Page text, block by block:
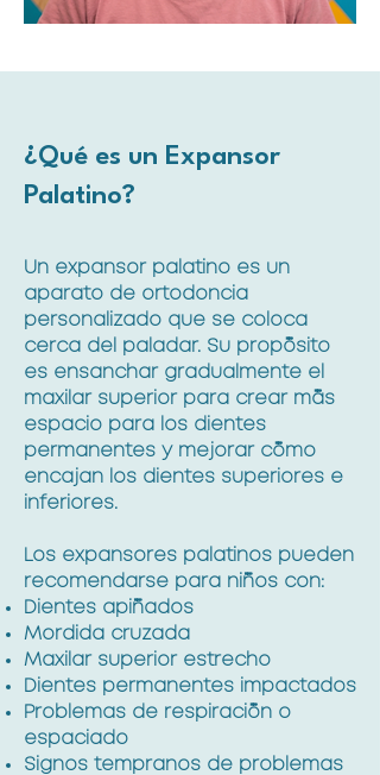
¿Qué es un Expansor
Palatino?
Un expansor palatino es un
aparato de ortodoncia
personalizado que se coloca
cerca del paladar. Su propósito
es ensanchar gradualmente el
maxilar superior para crear más
espacio para los dientes
permanentes y mejorar cómo
encajan los dientes superiores e
inferiores.
Los expansores palatinos pueden
recomendarse para niños con:
Dientes apiñados
Mordida cruzada
Maxilar superior estrecho
Dientes permanentes impactados
Problemas de respiración o
espaciado
Signos tempranos de problemas